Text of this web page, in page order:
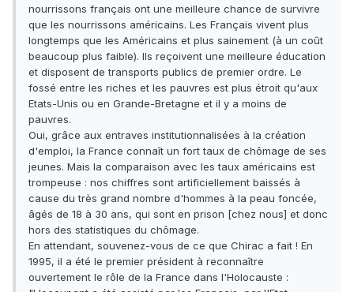
nourrissons français ont une meilleure chance de survivre
que les nourrissons américains. Les Français vivent plus
longtemps que les Américains et plus sainement (à un coût
beaucoup plus faible). Ils reçoivent une meilleure éducation
et disposent de transports publics de premier ordre. Le
fossé entre les riches et les pauvres est plus étroit qu'aux
Etats-Unis ou en Grande-Bretagne et il y a moins de
pauvres.
Oui, grâce aux entraves institutionnalisées à la création
d'emploi, la France connaît un fort taux de chômage de ses
jeunes. Mais la comparaison avec les taux américains est
trompeuse : nos chiffres sont artificiellement baissés à
cause du très grand nombre d'hommes à la peau foncée,
âgés de 18 à 30 ans, qui sont en prison [chez nous] et donc
hors des statistiques du chômage.
En attendant, souvenez-vous de ce que Chirac a fait ! En
1995, il a été le premier président à reconnaître
ouvertement le rôle de la France dans l'Holocauste :